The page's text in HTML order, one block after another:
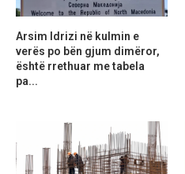
Arsim Idrizi në kulmin e
verës po bën gjum dimëror,
është rrethuar me tabela
pa...